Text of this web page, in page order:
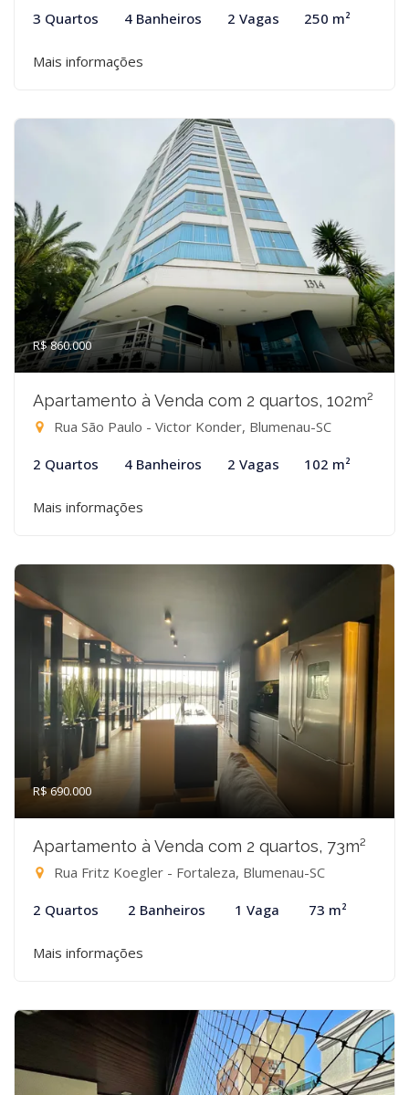
3 Quartos 4 Banheiros 2 Vagas 250 m²
Mais informações
R$ 860.000
Apartamento à Venda com 2 quartos, 102m²
Rua São Paulo - Victor Konder, Blumenau-SC
2 Quartos 4 Banheiros 2 Vagas 102 m²
Mais informações
R$ 690.000
Apartamento à Venda com 2 quartos, 73m²
Rua Fritz Koegler - Fortaleza, Blumenau-SC
2 Quartos 2 Banheiros 1 Vaga 73 m²
Mais informações